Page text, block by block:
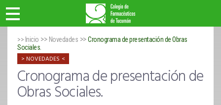
>> Inicio >> Novedades >>Cronograma de presentación de Obras
Sociales.
NOVEDADES
Cronograma de presentación de
Obras Sociales.